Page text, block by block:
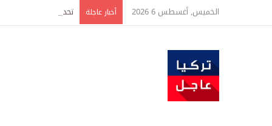
الخميس, أغسطس 6 2026 أخبار عاجلة